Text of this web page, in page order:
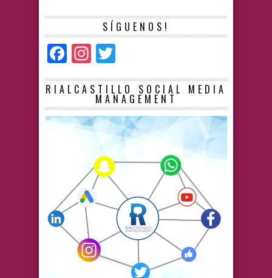
SÍGUENOS!
Facebook
Instagram
RIALCASTILLO SOCIAL MEDIA
MANAGEMENT